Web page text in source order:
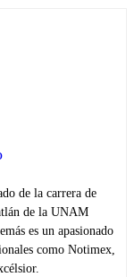
de la carrera de
de la UNAM
es un apasionado
como Notimex,